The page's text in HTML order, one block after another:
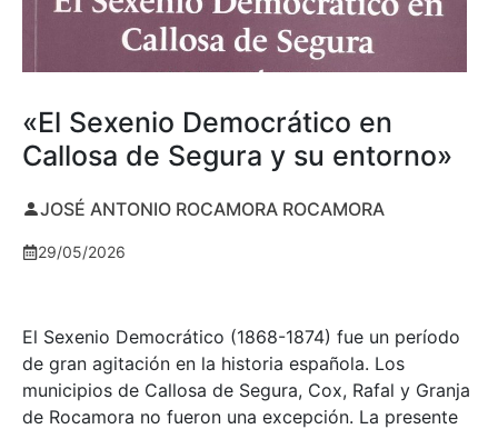
«El Sexenio Democrático en
Callosa de Segura y su entorno»
JOSÉ ANTONIO ROCAMORA ROCAMORA
29/05/2026
El Sexenio Democrático (1868-1874) fue un período
de gran agitación en la historia española. Los
municipios de Callosa de Segura, Cox, Rafal y Granja
de Rocamora no fueron una excepción. La presente